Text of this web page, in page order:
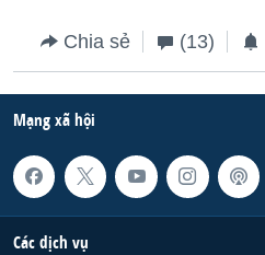
Chia sẻ (13)
Mạng xã hội
Các dịch vụ